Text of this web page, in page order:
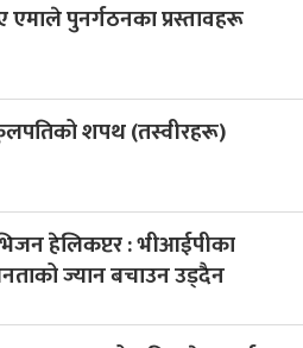
एमाले पुनर्गठनका प्रस्तावहरू
कुलपतिको शपथ (तस्वीरहरू)
हेलिकप्टर : भीआईपीका
ज्यान बचाउन उड्दैन